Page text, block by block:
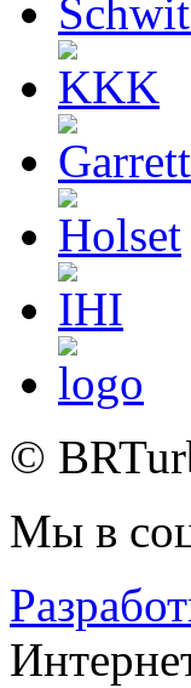
©
Мы в